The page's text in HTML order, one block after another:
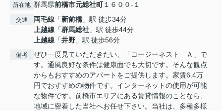
所在地 群馬県前橋市元総社町１６００-１
交通 両毛線 「新前橋 」駅 徒歩34分
上越線 「群馬総社 」駅 徒歩44分
上越線 「井野 」駅 徒歩56分
備考
ぜひ一度見ていただきたい、「コージーネスト Ａ」で
す。通風良好な条件は健康面でも大切です。そんな観点
からもおすすめのアパートをご提供します。家賃6.4万
円でおすすめの物件です。インターネットの使用が可能
な物件です。前橋市エリアにある賃貸情報のことなら、
地域に密着した当社へお任せ下さい。当社は、多種多様